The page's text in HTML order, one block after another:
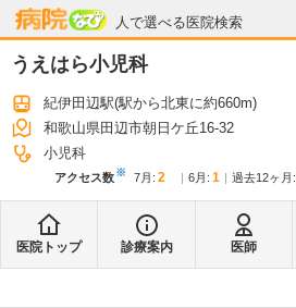
人で選べる医院検索
病院なび
うえはら小児科
紀伊田辺駅(駅から北東に約660m)
和歌山県田辺市朝日ケ丘16-32
小児科
アクセス数※ 7月 : 2 6月 : 1 過去12ヶ月:
医院トップ 診療案内 医師